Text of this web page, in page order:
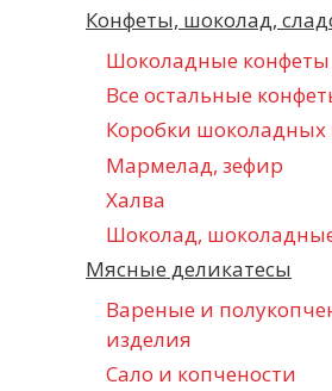
Конфеты, шоколад,
Шоколадные конфеты
Все остальные
Коробки шоколадных
Мармелад, зефир
Халва
Шоколад,
Мясные деликатесы
Вареные и
изделия
Сало и копчености